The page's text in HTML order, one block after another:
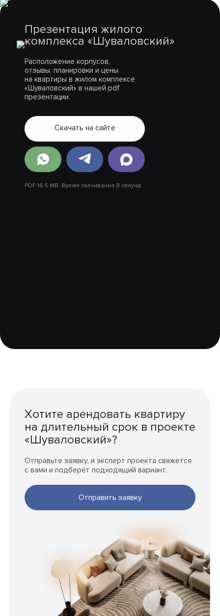
Презентация жилого
комплекса «Шуваловский»
Расположение корпусов,
отзывы, планировки и цены
на квартиры в жилом комплексе
«Шуваловский» в нашей pdf
презентации.
Скачать на сайте
PDF 16.5 MB. Время скачивания 8 секунд.
Хотите арендовать квартиру
на длительный срок в проекте
«Шуваловский»?
Отправьте заявку, и эксперт проекта свяжется
с вами и подберёт подходящий вариант.
Отправить заявку